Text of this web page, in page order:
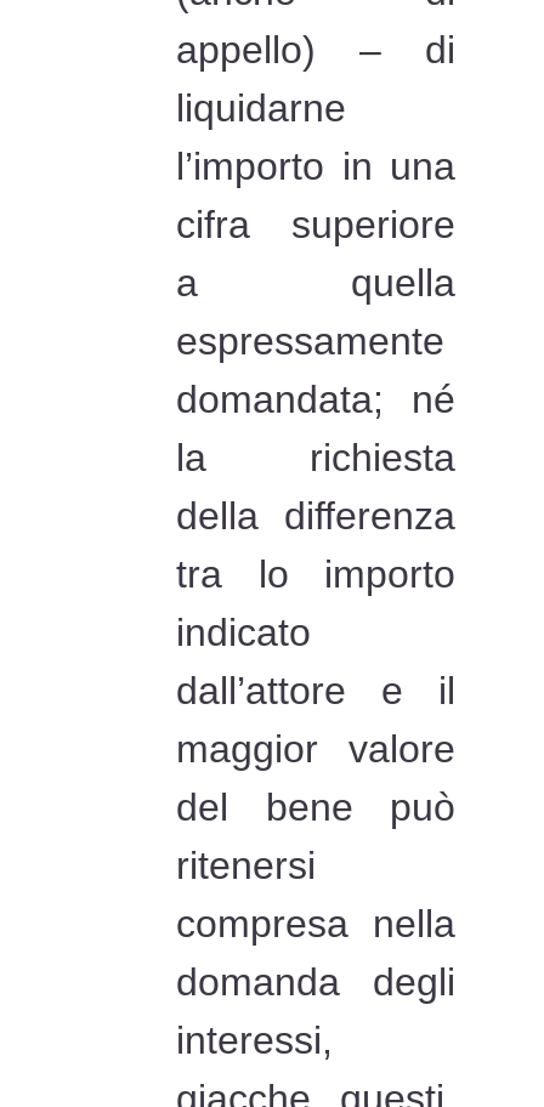
appello) – di
liquidarne
l’importo in una
cifra superiore
a quella
espressamente
domandata; né
la richiesta
della differenza
tra lo importo
indicato
dall’attore e il
maggior valore
del bene può
ritenersi
compresa nella
domanda degli
interessi,